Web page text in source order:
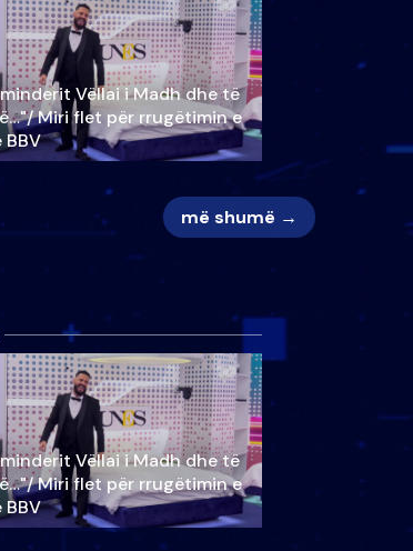
Vëllai i Madh dhe të
Miri flet për rrugëtimin e
më shumë →
Vëllai i Madh dhe të
Miri flet për rrugëtimin e